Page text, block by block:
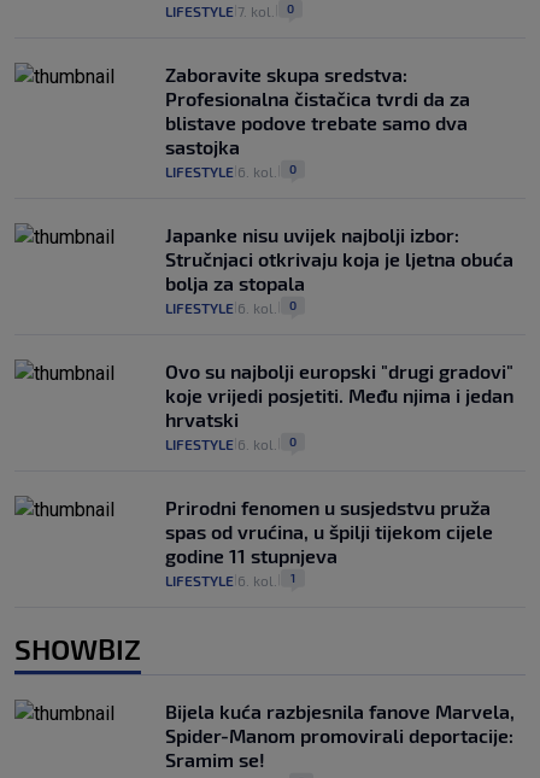
LIFESTYLE 7. kol. 0
Zaboravite skupa sredstva:
Profesionalna čistačica tvrdi da za
blistave podove trebate samo dva
sastojka
LIFESTYLE 6. kol. 0
Japanke nisu uvijek najbolji izbor:
Stručnjaci otkrivaju koja je ljetna obuća
bolja za stopala
LIFESTYLE 6. kol. 0
Ovo su najbolji europski "drugi gradovi"
koje vrijedi posjetiti. Među njima i jedan
hrvatski
LIFESTYLE 6. kol. 0
Prirodni fenomen u susjedstvu pruža
spas od vrućina, u špilji tijekom cijele
godine 11 stupnjeva
LIFESTYLE 6. kol. 1
SHOWBIZ
Bijela kuća razbjesnila fanove Marvela,
Spider-Manom promovirali deportacije:
Sramim se!